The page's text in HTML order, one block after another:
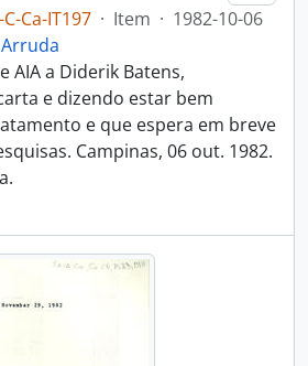
C-Ca-IT197 · Item · 1982-10-06
AIA a Diderik Batens,
e dizendo estar bem
e que espera em breve
Campinas, 06 out. 1982.